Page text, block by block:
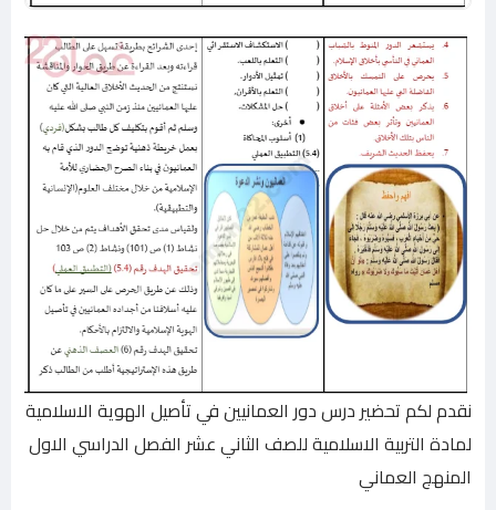
نقدم لكم تحضير درس دور العمانيين في تأصيل الهوية الاسلامية
لمادة التربية الاسلامية للصف الثاني عشر الفصل الدراسي الاول
المنهج العماني